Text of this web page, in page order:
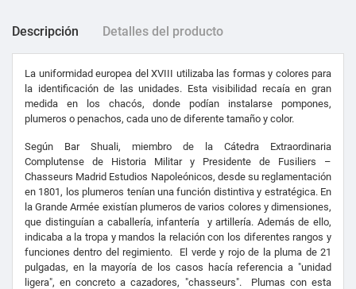
Descripción Detalles del producto
La uniformidad europea del XVIII utilizaba las formas y colores para
la identificación de las unidades. Esta visibilidad recaía en gran
medida en los chacós, donde podían instalarse pompones,
plumeros o penachos, cada uno de diferente tamaño y color.
Según Bar Shuali, miembro de la Cátedra Extraordinaria
Complutense de Historia Militar y Presidente de Fusiliers –
Chasseurs Madrid Estudios Napoleónicos, desde su reglamentación
en 1801, los plumeros tenían una función distintiva y estratégica. En
la Grande Armée existían plumeros de varios colores y dimensiones,
que distinguían a caballería, infantería
y artillería. Además de ello,
indicaba a la tropa y mandos la relación con los diferentes rangos y
funciones dentro del regimiento.
El verde y rojo de la pluma de 21
pulgadas, en la mayoría de los casos hacía referencia a "unidad
ligera", en concreto a cazadores, "chasseurs".
Plumas con esta